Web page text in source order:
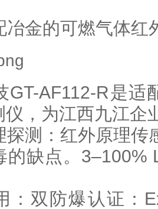
冶金的可燃气体红
GT-AF112-R是适
仪，为江西九江企
探测：红外原理传
缺点。 3–100%
： 双防爆认证：